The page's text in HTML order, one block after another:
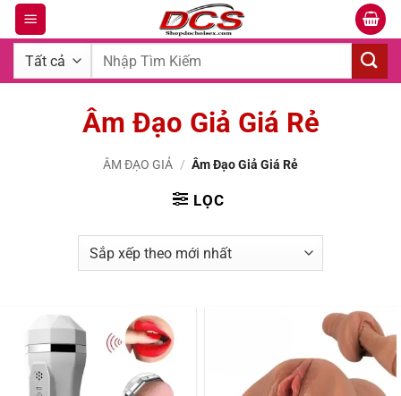
Bỏ
qua
dung
Tìm
Âm Đạo Giả Giá Rẻ
ÂM ĐẠO GIẢ / Âm Đạo Giả Giá Rẻ
LỌC